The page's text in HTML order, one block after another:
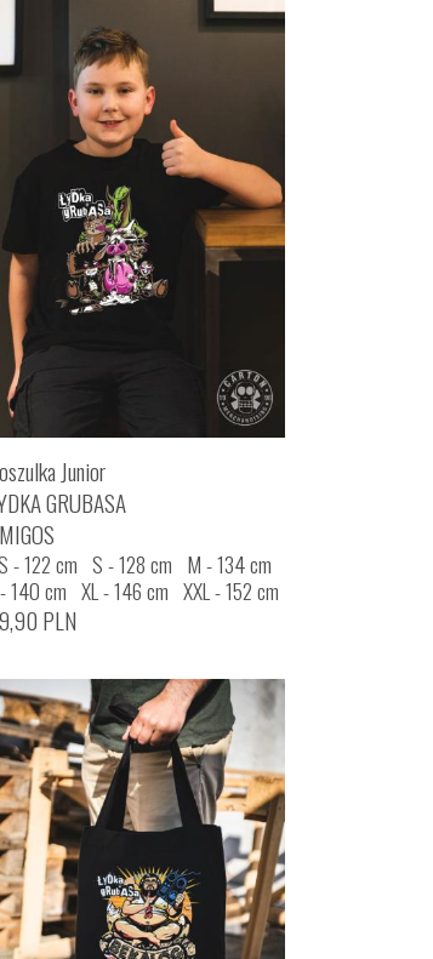
Junior
GRUBASA
- 122 cm S - 128 cm M - 134 cm
140 cm XL - 146 cm XXL - 152 cm
PLN